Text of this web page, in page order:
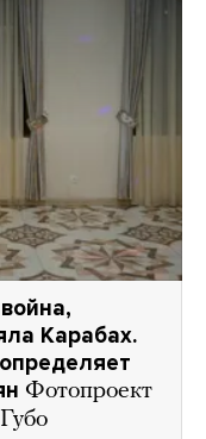
Карабах.
Фотопроект